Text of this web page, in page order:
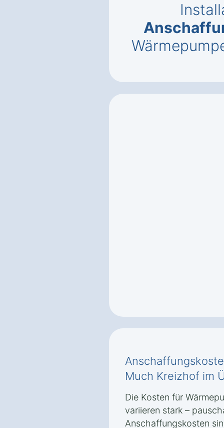
Much Kreizhof im
Die Kosten für
variieren stark –
Anschaffungskosten